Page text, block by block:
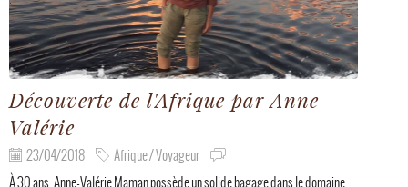
Découverte de l'Afrique par Anne-
Valérie
23/04/2018
Afrique / Voyageur
À 30 ans, Anne-Valérie Maman possède un solide bagage dans le domaine